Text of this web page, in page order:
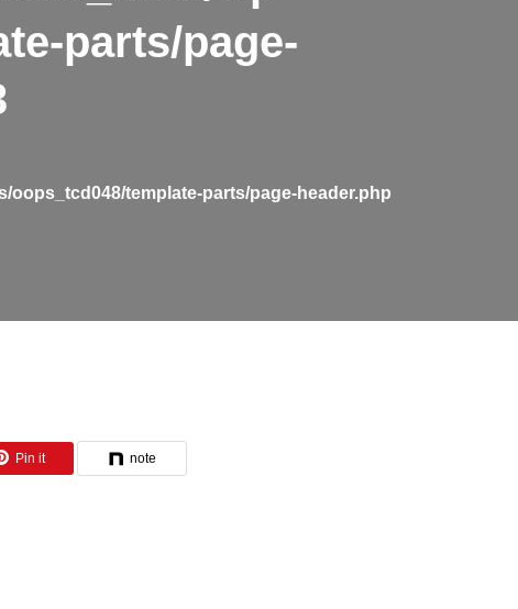
parts/page-
template-parts/page-header.php
Pin it note